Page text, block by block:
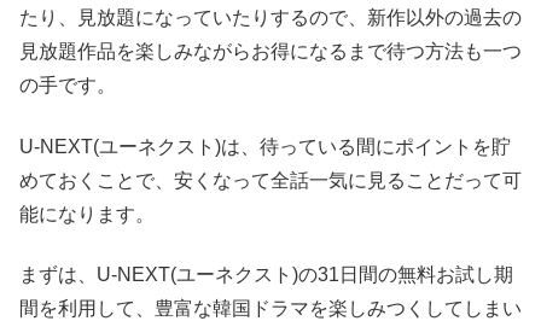
たり、見放題になっていたりするので、新作以外の過去の
見放題作品を楽しみながらお得になるまで待つ方法も一つ
の手です。
U-NEXT(ユーネクスト)は、待っている間にポイントを貯
めておくことで、安くなって全話一気に見ることだって可
能になります。
まずは、U-NEXT(ユーネクスト)の31日間の無料お試し期
間を利用して、豊富な韓国ドラマを楽しみつくしてしまい